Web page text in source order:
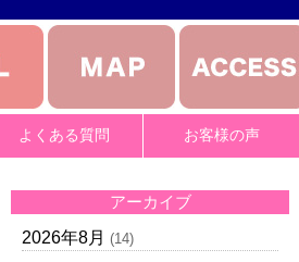
よくある質問 お客様の声
アーカイブ
2026年8月 (14)